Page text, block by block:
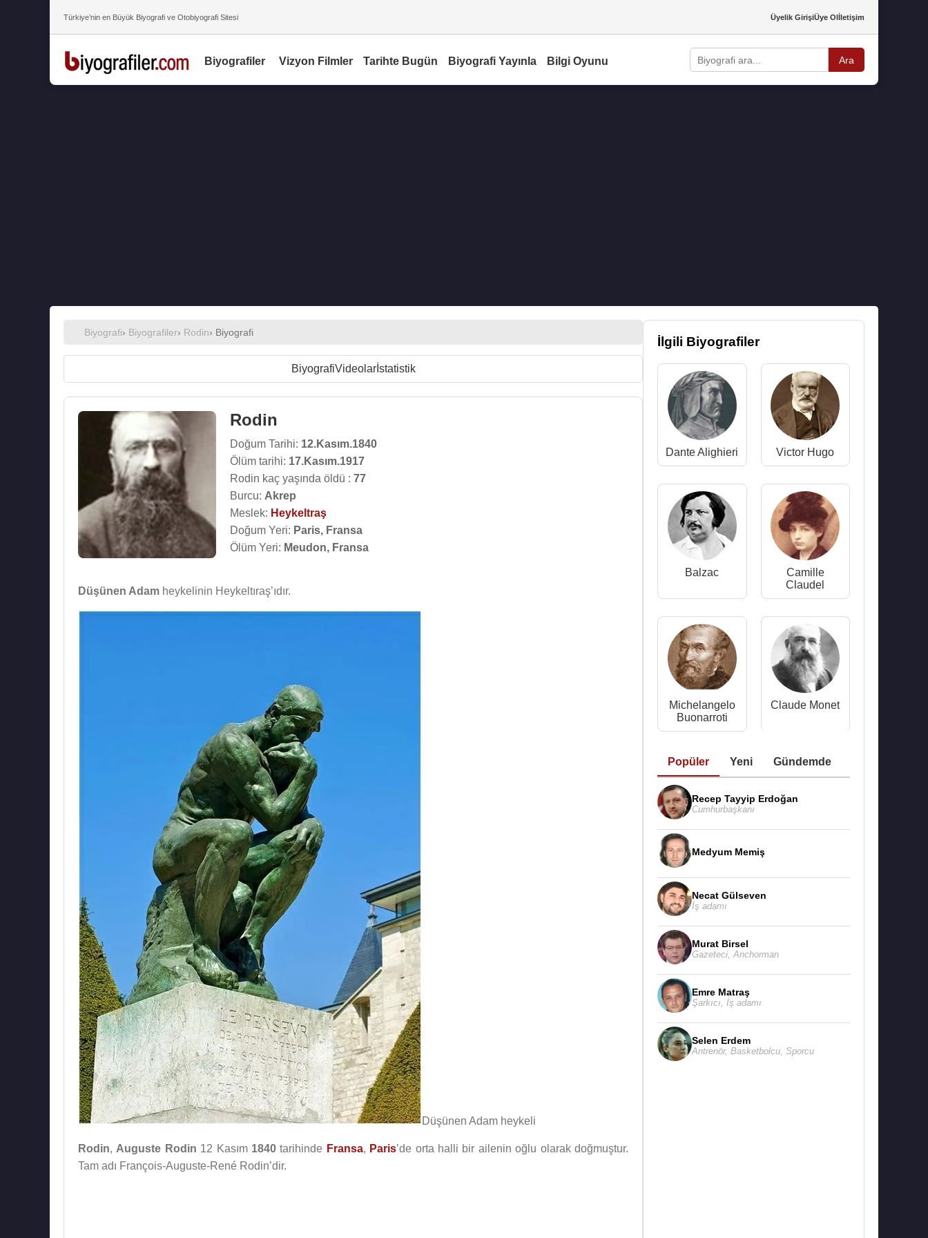
Türkiye’nin en Büyük Biyografi ve Otobiyografi Sitesi Üyelik GirişiÜye Olİletişim
Biyografiler Vizyon Filmler Tarihte Bugün Biyografi Yayınla Bilgi Oyunu Ara
Biyografi› Biyografiler› Rodin› Biyografi
BiyografiVideolarİstatistik
Rodin
Doğum Tarihi: 12.Kasım.1840
Ölüm tarihi: 17.Kasım.1917
Rodin kaç yaşında öldü : 77
Burcu: Akrep
Meslek: Heykeltraş
Doğum Yeri: Paris, Fransa
Ölüm Yeri: Meudon, Fransa
Düşünen Adam heykelinin Heykeltıraş’ıdır.
Düşünen Adam heykeli
Rodin, Auguste Rodin 12 Kasım 1840 tarihinde Fransa, Paris’de orta halli bir ailenin oğlu olarak doğmuştur.
Tam adı François-Auguste-René Rodin’dir.
İlgili Biyografiler
Dante Alighieri Victor Hugo
Balzac
Camille
Claudel
Michelangelo
Buonarroti
Claude Monet
Popüler Yeni Gündemde
Recep Tayyip Erdoğan
Cumhurbaşkanı
Medyum Memiş
Necat Gülseven
İş adamı
Murat Birsel
Gazeteci Anchorman
Emre Matraş
Şarkıcı İş adamı
Selen Erdem
Antrenör, Basketbolcu Sporcu